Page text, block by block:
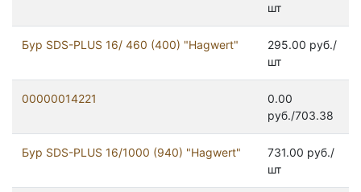
шт
Бур SDS-PLUS 16/ 460 (400) "Hagwert"
295.00 руб./
шт
00000014221
0.00
руб./703.38
Бур SDS-PLUS 16/1000 (940) "Hagwert"
731.00 руб./
шт